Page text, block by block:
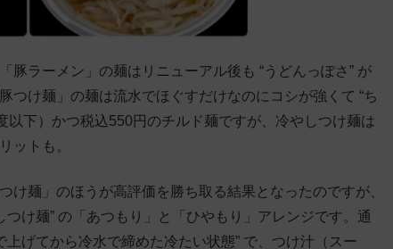
豚ラーメン」の麺はリニューアル後も “うどんっぽさ” が
つけ麺」の麺は流水でほぐすだけなのにコシが強くて “ち
以下）かつ税込550円のチルド麺ですが、冷やしつけ麺は
ットも。
け麺」のほうが高評価を勝ち取る結果となったのですが、
け麺” の「あつもり」と「ひやもり」アレンジです。通
げてから冷水で締めた冷たい状態” で、つけ汁（スー